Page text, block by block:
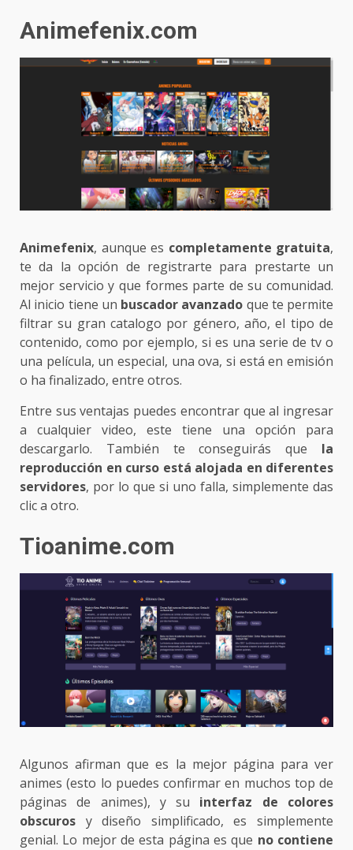
Animefenix.com
Animefenix, aunque es completamente gratuita,
te da la opción de registrarte para prestarte un
mejor servicio y que formes parte de su comunidad.
Al inicio tiene un buscador avanzado que te permite
filtrar su gran catalogo por género, año, el tipo de
contenido, como por ejemplo, si es una serie de tv o
una película, un especial, una ova, si está en emisión
o ha finalizado, entre otros.
Entre sus ventajas puedes encontrar que al ingresar
a cualquier video, este tiene una opción para
descargarlo. También te conseguirás que la
reproducción en curso está alojada en diferentes
servidores, por lo que si uno falla, simplemente das
clic a otro.
Tioanime.com
Algunos afirman que es la mejor página para ver
animes (esto lo puedes confirmar en muchos top de
páginas de animes), y su interfaz de colores
obscuros y diseño simplificado, es simplemente
genial. Lo mejor de esta página es que no contiene